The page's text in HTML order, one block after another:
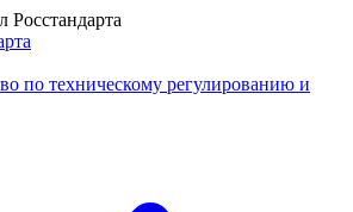
по техническому регулированию и